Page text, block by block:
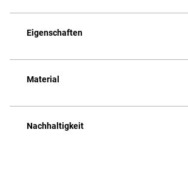
Eigenschaften
Material
Nachhaltigkeit